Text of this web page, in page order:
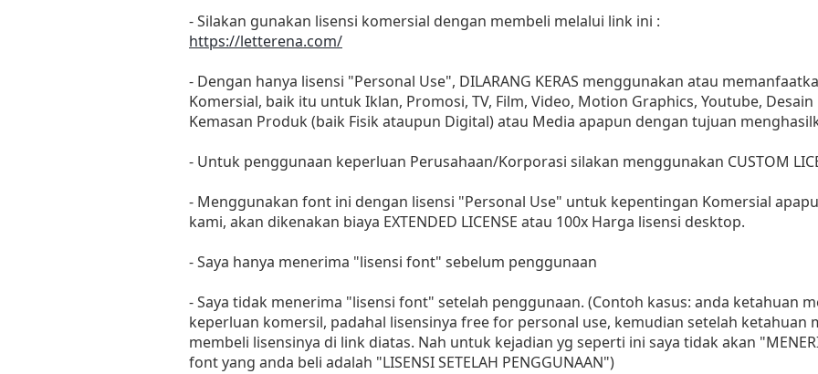
- Silakan gunakan lisensi komersial dengan membeli melalui link ini :
https://letterena.com/
- Dengan hanya lisensi "Personal Use", DILARANG KERAS menggunakan atau
Komersial, baik itu untuk Iklan, Promosi, TV, Film, Video, Motion Graphics, Youtube,
Kemasan Produk (baik Fisik ataupun Digital) atau Media apapun dengan tujuan
- Untuk penggunaan keperluan Perusahaan/Korporasi silakan menggunakan CUSTOM
- Menggunakan font ini dengan lisensi "Personal Use" untuk kepentingan Komersial
kami, akan dikenakan biaya EXTENDED LICENSE atau 100x Harga lisensi desktop.
- Saya hanya menerima "lisensi font" sebelum penggunaan
- Saya tidak menerima "lisensi font" setelah penggunaan. (Contoh kasus: anda ketahuan
keperluan komersil, padahal lisensinya free for personal use, kemudian setelah ketahuan
membeli lisensinya di link diatas. Nah untuk kejadian yg seperti ini saya tidak akan
font yang anda beli adalah "LISENSI SETELAH PENGGUNAAN")